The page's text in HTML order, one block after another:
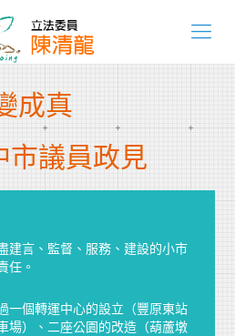
成真
市議員政見
建言、監督、服務、建設的小市
任。
一個轉運中心的設立（豐原東站
場）、二座公園的改造（葫蘆墩